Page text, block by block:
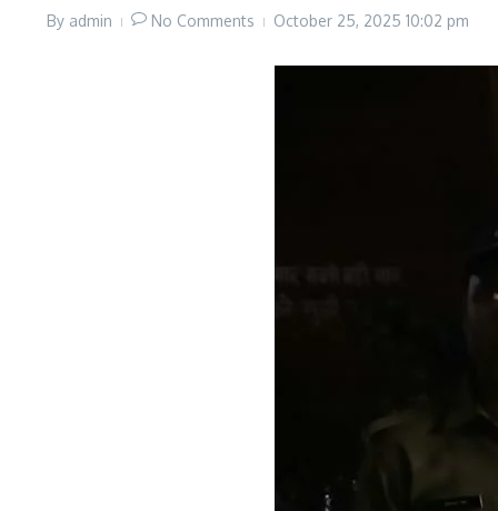
By admin No Comments October 25, 2025 10:02 pm